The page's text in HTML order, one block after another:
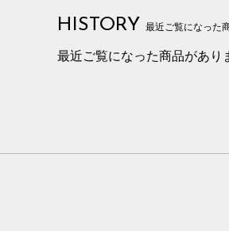
HISTORY 最近ご覧になった
最近ご覧になった商品があり